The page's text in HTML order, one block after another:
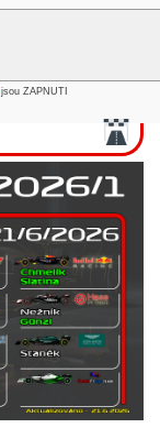
jsou ZAPNUTI